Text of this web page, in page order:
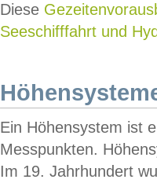
Diese
Seeschifffahrt und
Ein Höhensystem ist
Messpunkten.
Im 19. Jahrhundert